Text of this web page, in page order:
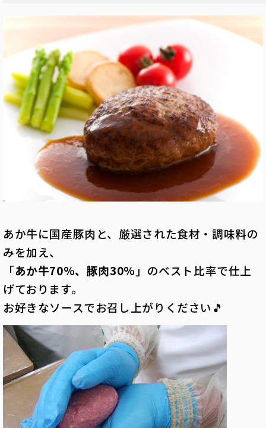
あか牛に国産豚肉と、厳選された食材・調味料の
みを加え、
「あか牛70%、豚肉30% 」のベスト比率で仕上
げております。
お好きなソースでお召し上がりください🎵